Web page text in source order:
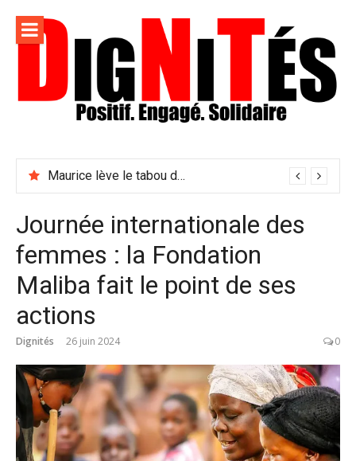
contenu
L'info
sociale,
solidaire
et
engagée
relayer ce qui fait avancer le monde
Maurice lève le tabou du viol conjugal
Journée internationale des
femmes : la Fondation
Maliba fait le point de ses
actions
Dignités 26 juin 2024 0